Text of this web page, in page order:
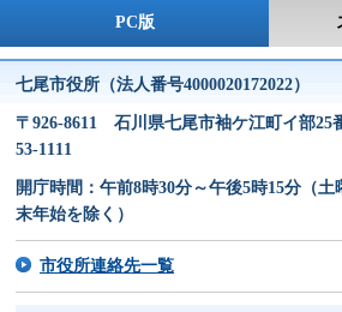
PC版
七尾市役所（法人番号4000020172022）
〒926-8611 石川県七尾市袖ケ江町イ部
53-1111
開庁時間：午前8時30分～午後5時15分（
末年始を除く）
市役所連絡先一覧